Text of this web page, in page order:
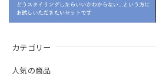
カテゴリー
人気の商品